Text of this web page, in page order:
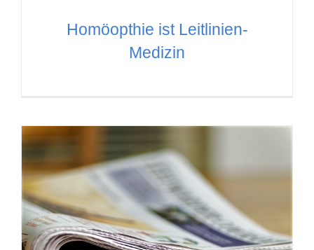
Homöopthie ist Leitlinien-
Medizin